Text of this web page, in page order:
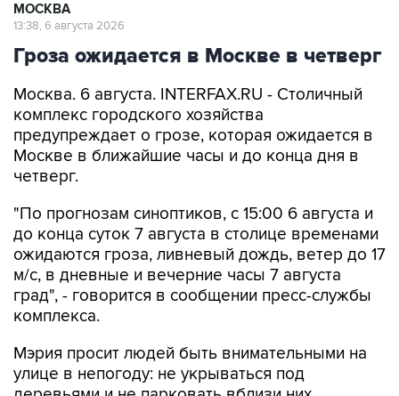
МОСКВА
13:38, 6 августа 2026
Гроза ожидается в Москве в четверг
Москва. 6 августа. INTERFAX.RU - Столичный
комплекс городского хозяйства
предупреждает о грозе, которая ожидается в
Москве в ближайшие часы и до конца дня в
четверг.
"По прогнозам синоптиков, с 15:00 6 августа и
до конца суток 7 августа в столице временами
ожидаются гроза, ливневый дождь, ветер до 17
м/с, в дневные и вечерние часы 7 августа
град", - говорится в сообщении пресс-службы
комплекса.
Мэрия просит людей быть внимательными на
улице в непогоду: не укрываться под